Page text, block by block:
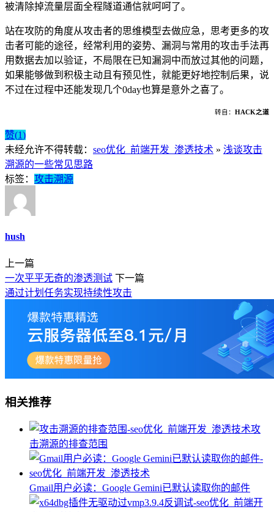
被清除掉流量层面全程隧道通信就呵呵了。
站在攻防的角度从攻击者的思维模型去做应急，思考更多的攻
击者可能的途径，经常利用的姿势、漏洞与常用的攻击手法再
用数据去加以验证，不局限在已知漏洞中而放过其他的问题，
如果能够做到积极主动且有预见性，就能更好地控制后果，说
不过在过程中还能发现几个0day也算是意外之喜了。
转自： HACK之道
赞(1)
未经允许不得转载： seo优化_前端开发_渗透技术 » 浅谈攻击
溯源的一些常见思路
标签： 攻击溯源
hush
上一篇
一次平平无奇的渗透测试 下一篇
通过计划任务实现持续性攻击
相关推荐
攻
击溯源的排查范围
Gmail用户必读：Google Gemini已默认读取你的邮件